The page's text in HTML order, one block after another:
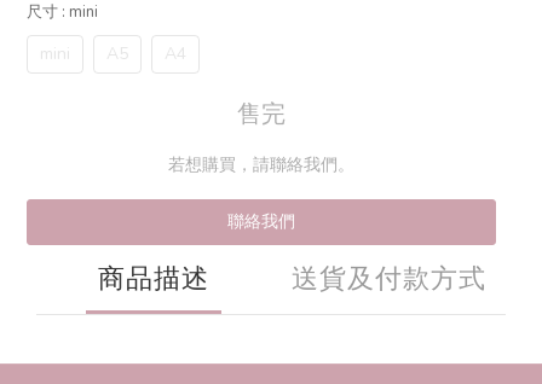
尺寸 : mini
mini A5 A4
售完
若想購買，請聯絡我們。
聯絡我們
商品描述 送貨及付款方式